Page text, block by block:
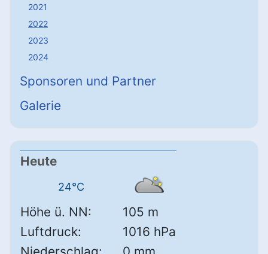
2021
2022
2023
2024
Sponsoren und Partner
Galerie
Heute
24°C
Höhe ü. NN:
105 m
Luftdruck:
1016 hPa